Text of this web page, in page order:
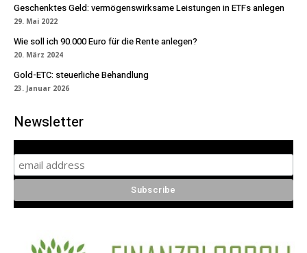
Geschenktes Geld: vermögenswirksame Leistungen in ETFs anlegen
29. Mai 2022
Wie soll ich 90.000 Euro für die Rente anlegen?
20. März 2024
Gold-ETC: steuerliche Behandlung
23. Januar 2026
Newsletter